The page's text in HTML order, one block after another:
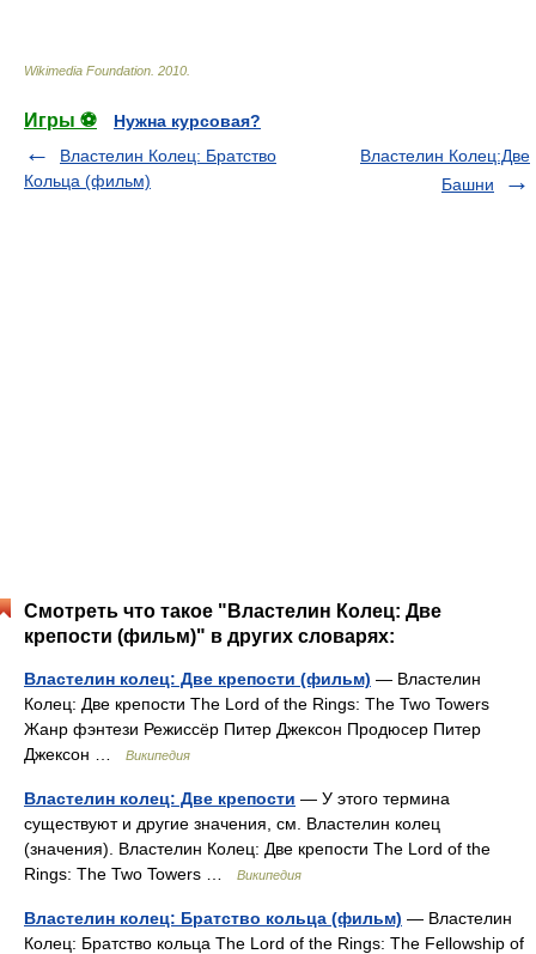
Wikimedia Foundation 2010
Игры ⚽
Нужна курсовая?
Властелин Колец: Братство
Кольца (фильм)
Властелин Колец:Две
Башни
Смотреть что такое "Властелин Колец: Две
крепости (фильм)" в других словарях:
Властелин колец: Две крепости (фильм) — Властелин
Колец: Две крепости The Lord of the Rings: The Two Towers
Жанр фэнтези Режиссёр Питер Джексон Продюсер Питер
Джексон …
Википедия
Властелин колец: Две крепости — У этого термина
существуют и другие значения, см. Властелин колец
(значения). Властелин Колец: Две крепости The Lord of the
Rings: The Two Towers …
Википедия
Властелин колец: Братство кольца (фильм) — Властелин
Колец: Братство кольца The Lord of the Rings: The Fellowship of